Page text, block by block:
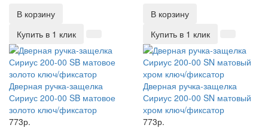
В корзину
Купить в 1 клик
В корзину
Купить в 1 клик
Дверная ручка-защелка
Сириус 200-00 SB матовое
золото ключ/фиксатор
773р.
Дверная ручка-защелка
Сириус 200-00 SN матовый
хром ключ/фиксатор
773р.